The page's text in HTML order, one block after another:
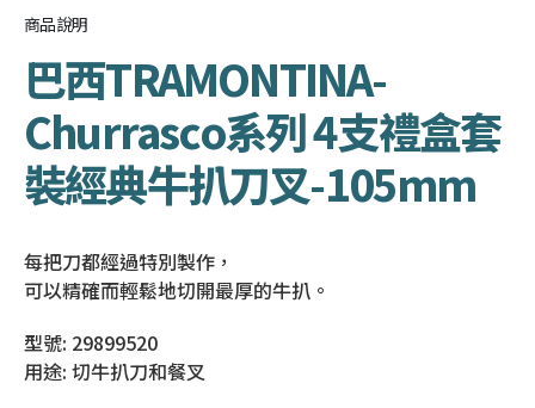
商品說明
巴西TRAMONTINA-
Churrasco系列 4支禮盒套
裝經典牛扒刀叉-105mm
每把刀都經過特別製作，
可以精確而輕鬆地切開最厚的牛扒。
型號: 29899520
用途: 切牛扒刀和餐叉